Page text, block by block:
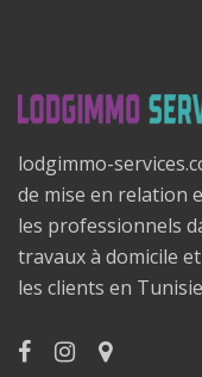
lodgimmo-
de mise en relation
les professionnels
travaux à domicile
les clients en